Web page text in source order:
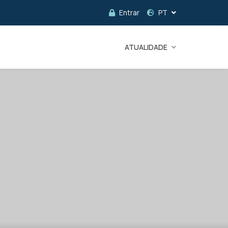
Entrar PT
ATUALIDADE